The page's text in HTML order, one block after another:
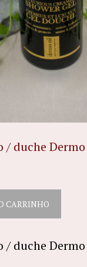
/ duche
CARRINHO
/ duche